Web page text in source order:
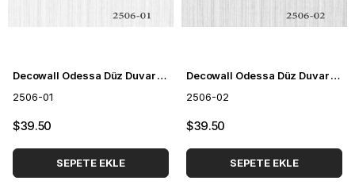
Decowall Odessa Düz Duvar Kağıdı 2506-01
2506-01
$39.50
SEPETE EKLE
Decowall Odessa Düz Duvar Kağıdı 2506-02
2506-02
$39.50
SEPETE EKLE